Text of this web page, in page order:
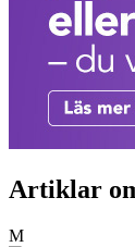
Artiklar
M